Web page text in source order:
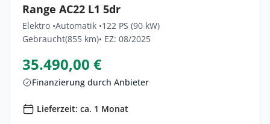
Range AC22 L1 5dr
Elektro •Automatik •122 PS (90 kW)
Gebraucht(855 km)• EZ: 08/2025
35.490,00 €
Finanzierung durch Anbieter
Lieferzeit: ca. 1 Monat